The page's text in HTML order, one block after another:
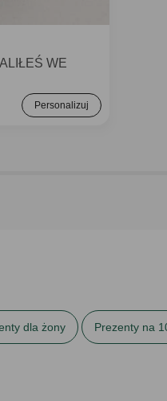
WE
Personalizuj
dla żony Prezenty na